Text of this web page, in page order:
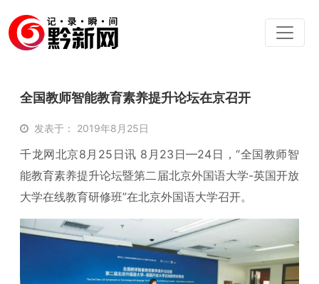
全国教师智能教育素养提升论坛在京召开
发表于： 2019年8月25日
千龙网北京8月25日讯 8月23日—24日，“全国教师智
能教育素养提升论坛暨第二届北京外国语大学-英国开放
大学在线教育研修班”在北京外国语大学召开。